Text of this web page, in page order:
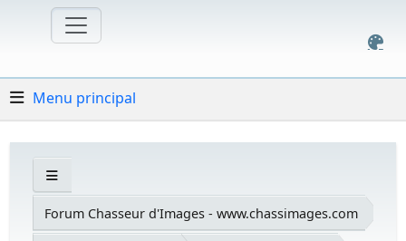
Menu principal
Forum Chasseur d'Images - www.chassimages.com